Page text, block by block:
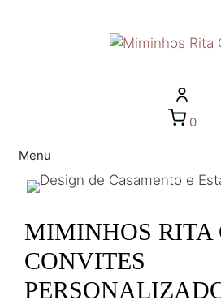
0
Menu
MIMINHOS RITA
CONVITES